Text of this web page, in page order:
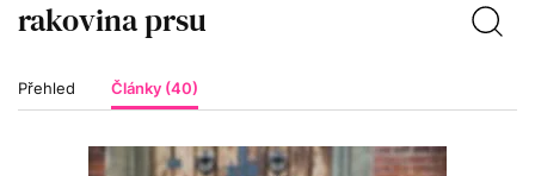
Přehled Články (40)